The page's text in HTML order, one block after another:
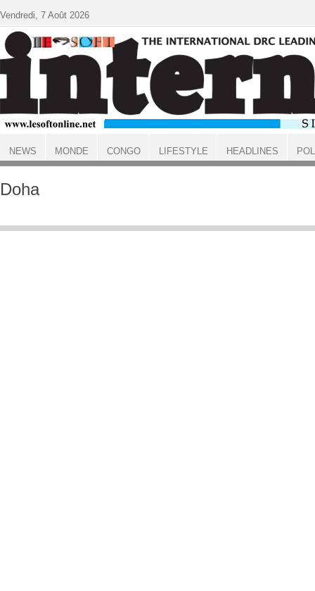
ACCUEIL
Doha
Vendredi, 7 Août 2026
NEWS MONDE CONGO LIFESTYLE HEADLINES